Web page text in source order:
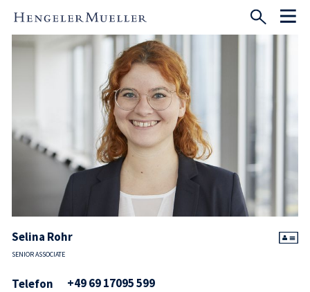
Selina Rohr
SENIOR ASSOCIATE
Telefon +49 69 17095 599